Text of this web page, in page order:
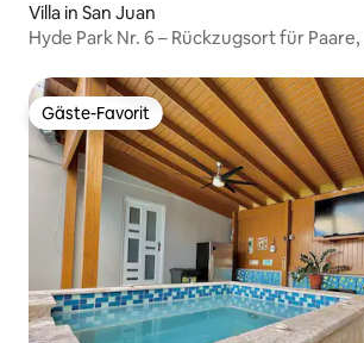
Villa in San Juan
Hyde Park Nr. 6 – Rückzugsort für
Gäste-Favorit
Gäste-Favorit